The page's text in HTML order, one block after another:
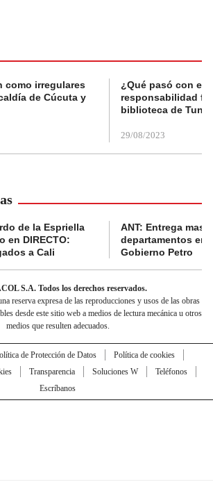
como irregulares
de Cúcuta y
¿Qué pasó con el
responsabilidad
biblioteca de
29/08/2023
de la Espriella
en DIRECTO:
a Cali
ANT: Entrega
departamentos en
Gobierno Petro
S.A. Todos los derechos reservados.
reserva expresa de las reproducciones y usos de las obras
desde este sitio web a medios de lectura mecánica u otros
medios que resulten adecuados.
de Protección de Datos
Política de cookies
Transparencia Soluciones W
Teléfonos
Escríbanos